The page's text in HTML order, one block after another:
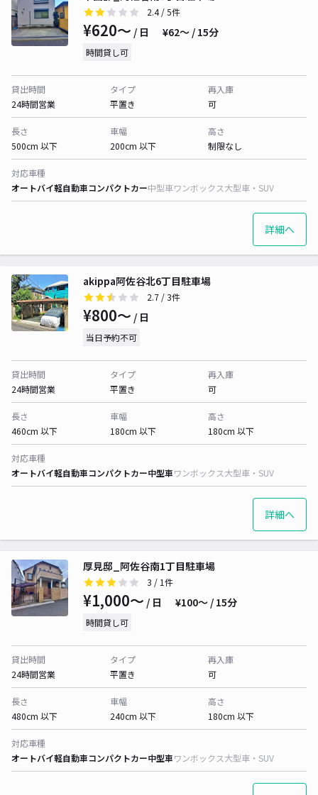
2.4/ 5件
¥620〜 / 日 ¥62〜 / 15分
時間貸し可
貸出時間
24時間営業
タイプ
平置き
再入庫
可
長さ
500cm 以下
車幅
200cm 以下
高さ
制限なし
対応車種
オートバイ軽自動車コンパクトカー中型車ワンボックス大型車・SUV
詳細へ
akippa阿佐谷北6丁目駐車場
2.7 / 3件
¥800〜 / 日
当日予約不可
貸出時間
24時間営業
タイプ
平置き
再入庫
可
長さ
460cm 以下
車幅
180cm 以下
高さ
180cm 以下
対応車種
オートバイ軽自動車コンパクトカー中型車ワンボックス大型車・SUV
詳細へ
厚見邸_阿佐谷南1丁目駐車場
3 / 1件
¥1,000〜 / 日 ¥100〜 / 15分
時間貸し可
貸出時間
24時間営業
タイプ
平置き
再入庫
可
長さ
480cm 以下
車幅
240cm 以下
高さ
180cm 以下
対応車種
オートバイ軽自動車コンパクトカー中型車ワンボックス大型車・SUV